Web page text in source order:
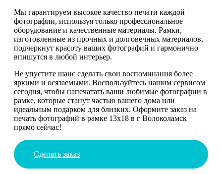
Мы гарантируем высокое качество печати каждой
фотографии, используя только профессиональное
оборудование и качественные материалы. Рамки,
изготовленные из прочных и долговечных материалов,
подчеркнут красоту ваших фотографий и гармонично
впишутся в любой интерьер.
Не упустите шанс сделать свои воспоминания более
яркими и осязаемыми. Воспользуйтесь нашим сервисом
сегодня, чтобы напечатать ваши любимые фотографии в
рамке, которые станут частью вашего дома или
идеальным подарком для близких. Оформите заказ на
печать фотографий в рамке 13х18 в г Волоколамск
прямо сейчас!
Сделать заказ